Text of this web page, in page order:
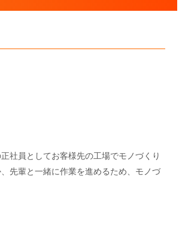
社員としてお客様先の工場でモノづくり
先輩と一緒に作業を進めるため、モノづ